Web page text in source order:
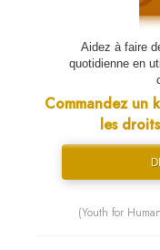
Aidez à faire
quotidienne en
Commandez un
les
(Youth for